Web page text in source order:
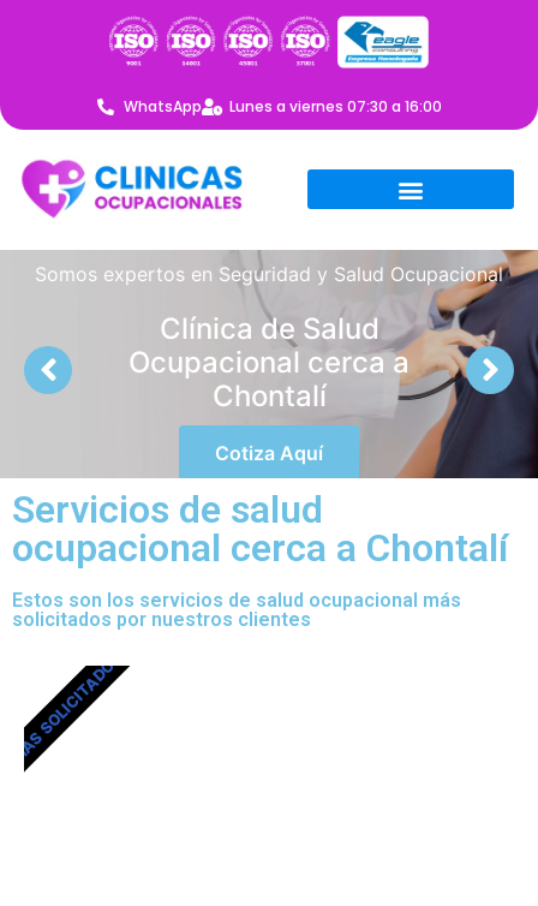
WhatsApp Lunes a viernes 07:30 a 16:00
Somos expertos en Seguridad y Salud Ocupacional
Clínica de Salud
Ocupacional cerca a
Chontalí
Cotiza Aquí
Servicios de salud
ocupacional cerca a Chontalí
Estos son los servicios de salud ocupacional más
solicitados por nuestros clientes
MÁS SOLICITADOS